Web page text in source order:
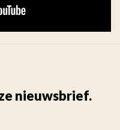
nieuwsbrief.